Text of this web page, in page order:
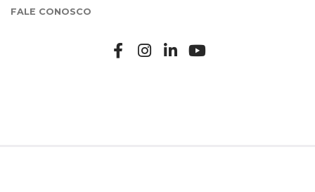
FALE CONOSCO